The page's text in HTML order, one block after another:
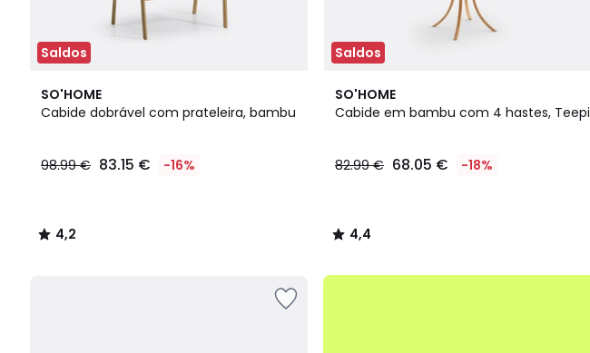
Saldos
SO'HOME
Cabide dobrável com prateleira, bambu
€
98.99
98.99 € 83.15 € -16%
4,2
/ 5
4,2
/
Saldos
SO'HOME
Cabide em bambu com 4 hastes, Teepi
82.99 € 68.05 € -18%
4,4
/ 5
4,4
/
até